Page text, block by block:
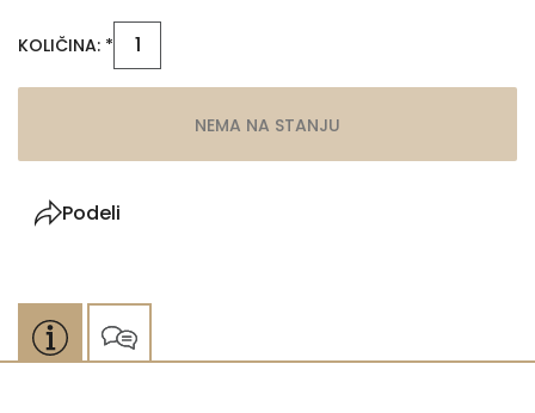
KOLIČINA: *
NEMA NA STANJU
Podeli